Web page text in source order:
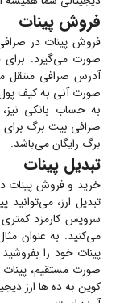
فروش پینات
فروش پینات در
صورت می‌گیرد.
آدرس صرافی منتقل
صورت آنی به کیف پول
به حساب بانکی
صرافی بیت برگ برای
برگ رایگان می‌باشد.
تبدیل پینات
خرید و فروش پینات
تبدیل ارز، می‌توانید
سرویس کارمزد
می‌کنید. به عنوان
پینات خود را
صورت مستقیم، پینات
کوین به ده ها ارز